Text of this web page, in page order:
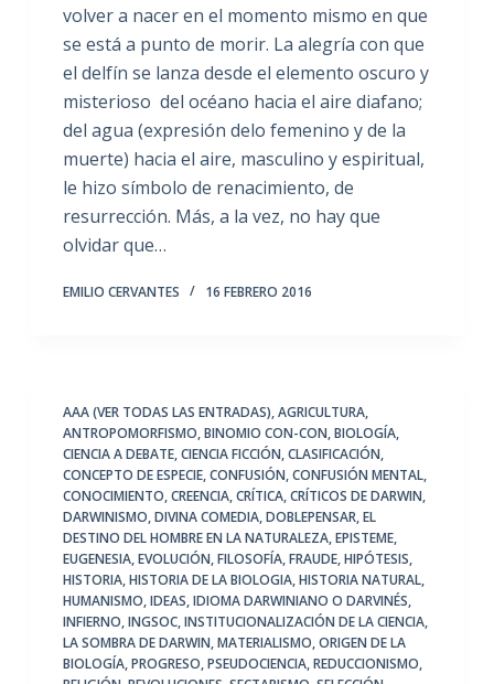
volver a nacer en el momento mismo en que
se está a punto de morir. La alegría con que
el delfín se lanza desde el elemento oscuro y
misterioso del océano hacia el aire diafano;
del agua (expresión delo femenino y de la
muerte) hacia el aire, masculino y espiritual,
le hizo símbolo de renacimiento, de
resurrección. Más, a la vez, no hay que
olvidar que…
EMILIO CERVANTES 16 FEBRERO 2016
AAA (VER TODAS LAS ENTRADAS),AGRICULTURA,
ANTROPOMORFISMO,BINOMIO CON-CON,BIOLOGÍA,
CIENCIA A DEBATE,CIENCIA FICCIÓN,CLASIFICACIÓN,
CONCEPTO DE ESPECIE,CONFUSIÓN,CONFUSIÓN MENTAL,
CONOCIMIENTO,CREENCIA,CRÍTICA,CRÍTICOS DE DARWIN,
DARWINISMO,DIVINA COMEDIA,DOBLEPENSAR,EL
DESTINO DEL HOMBRE EN LA NATURALEZA,EPISTEME,
EUGENESIA,EVOLUCIÓN,FILOSOFÍA,FRAUDE,HIPÓTESIS,
HISTORIA,HISTORIA DE LA BIOLOGIA,HISTORIA NATURAL,
HUMANISMO,IDEAS,IDIOMA DARWINIANO O DARVINÉS,
INFIERNO,INGSOC,INSTITUCIONALIZACIÓN DE LA CIENCIA,
LA SOMBRA DE DARWIN,MATERIALISMO,ORIGEN DE LA
BIOLOGÍA,PROGRESO,PSEUDOCIENCIA,REDUCCIONISMO,